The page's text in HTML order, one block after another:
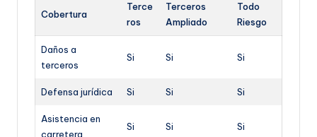
Cobertura
Terce
ros
Terceros
Ampliado
Todo
Riesgo
Daños a
terceros
Si Si Si
Defensa jurídica Si Si Si
Asistencia en
carretera
Si Si Si